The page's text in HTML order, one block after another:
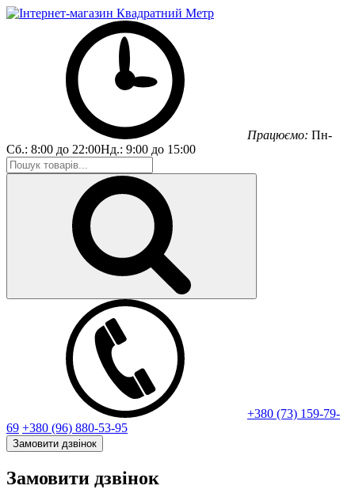
Працюємо: Пн-
Сб.: 8:00 до 22:00Нд.: 9:00 до 15:00
+380 (73) 159-79-
69 +380 (96) 880-53-95
Замовити дзвінок
Замовити дзвінок